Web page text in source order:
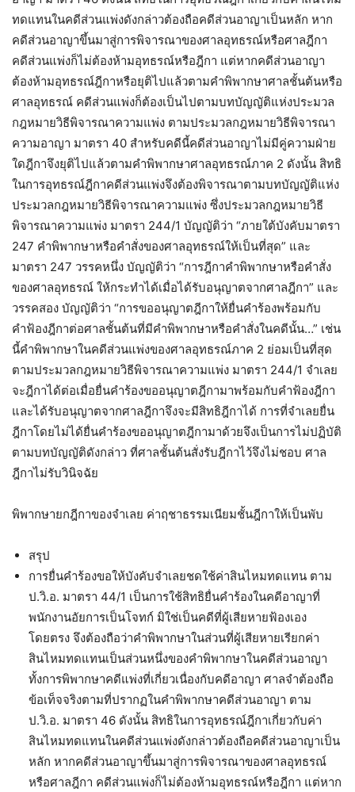
ทดแทนในคดีส่วนแพ่งดังกล่าวต้องถือคดีส่วนอาญาเป็นหลัก หาก
คดีส่วนอาญาขึ้นมาสู่การพิจารณาของศาลอุทธรณ์หรือศาลฎีกา
คดีส่วนแพ่งก็ไม่ต้องห้ามอุทธรณ์หรือฎีกา แต่หากคดีส่วนอาญา
ต้องห้ามอุทธรณ์ฎีกาหรือยุติไปแล้วตามคำพิพากษาศาลชั้นต้นหรือ
ศาลอุทธรณ์ คดีส่วนแพ่งก็ต้องเป็นไปตามบทบัญญัติแห่งประมวล
กฎหมายวิธีพิจารณาความแพ่ง ตามประมวลกฎหมายวิธีพิจารณา
ความอาญา มาตรา 40 สำหรับคดีนี้คดีส่วนอาญาไม่มีคู่ความฝ่าย
ใดฎีกาจึงยุติไปแล้วตามคำพิพากษาศาลอุทธรณ์ภาค 2 ดังนั้น สิทธิ
ในการอุทธรณ์ฎีกาคดีส่วนแพ่งจึงต้องพิจารณาตามบทบัญญัติแห่ง
ประมวลกฎหมายวิธีพิจารณาความแพ่ง ซึ่งประมวลกฎหมายวิธี
พิจารณาความแพ่ง มาตรา 244/1 บัญญัติว่า “ภายใต้บังคับมาตรา
247 คำพิพากษาหรือคำสั่งของศาลอุทธรณ์ให้เป็นที่สุด” และ
มาตรา 247 วรรคหนึ่ง บัญญัติว่า “การฎีกาคำพิพากษาหรือคำสั่ง
ของศาลอุทธรณ์ ให้กระทำได้เมื่อได้รับอนุญาตจากศาลฎีกา” และ
วรรคสอง บัญญัติว่า “การขออนุญาตฎีกาให้ยื่นคำร้องพร้อมกับ
คำฟ้องฎีกาต่อศาลชั้นต้นที่มีคำพิพากษาหรือคำสั่งในคดีนั้น…” เช่น
นี้คำพิพากษาในคดีส่วนแพ่งของศาลอุทธรณ์ภาค 2 ย่อมเป็นที่สุด
ตามประมวลกฎหมายวิธีพิจารณาความแพ่ง มาตรา 244/1 จำเลย
จะฎีกาได้ต่อเมื่อยื่นคำร้องขออนุญาตฎีกามาพร้อมกับคำฟ้องฎีกา
และได้รับอนุญาตจากศาลฎีกาจึงจะมีสิทธิฎีกาได้ การที่จำเลยยื่น
ฎีกาโดยไม่ได้ยื่นคำร้องขออนุญาตฎีกามาด้วยจึงเป็นการไม่ปฏิบัติ
ตามบทบัญญัติดังกล่าว ที่ศาลชั้นต้นสั่งรับฎีกาไว้จึงไม่ชอบ ศาล
ฎีกาไม่รับวินิจฉัย
พิพากษายกฎีกาของจำเลย ค่าฤชาธรรมเนียมชั้นฎีกาให้เป็นพับ
สรุป
การยื่นคำร้องขอให้บังคับจำเลยชดใช้ค่าสินไหมทดแทน ตาม
ป.วิ.อ. มาตรา 44/1 เป็นการใช้สิทธิยื่นคำร้องในคดีอาญาที่
พนักงานอัยการเป็นโจทก์ มิใช่เป็นคดีที่ผู้เสียหายฟ้องเอง
โดยตรง จึงต้องถือว่าคำพิพากษาในส่วนที่ผู้เสียหายเรียกค่า
สินไหมทดแทนเป็นส่วนหนึ่งของคำพิพากษาในคดีส่วนอาญา
ทั้งการพิพากษาคดีแพ่งที่เกี่ยวเนื่องกับคดีอาญา ศาลจำต้องถือ
ข้อเท็จจริงตามที่ปรากฏในคำพิพากษาคดีส่วนอาญา ตาม
ป.วิ.อ. มาตรา 46 ดังนั้น สิทธิในการอุทธรณ์ฎีกาเกี่ยวกับค่า
สินไหมทดแทนในคดีส่วนแพ่งดังกล่าวต้องถือคดีส่วนอาญาเป็น
หลัก หากคดีส่วนอาญาขึ้นมาสู่การพิจารณาของศาลอุทธรณ์
หรือศาลฎีกา คดีส่วนแพ่งก็ไม่ต้องห้ามอุทธรณ์หรือฎีกา แต่หาก